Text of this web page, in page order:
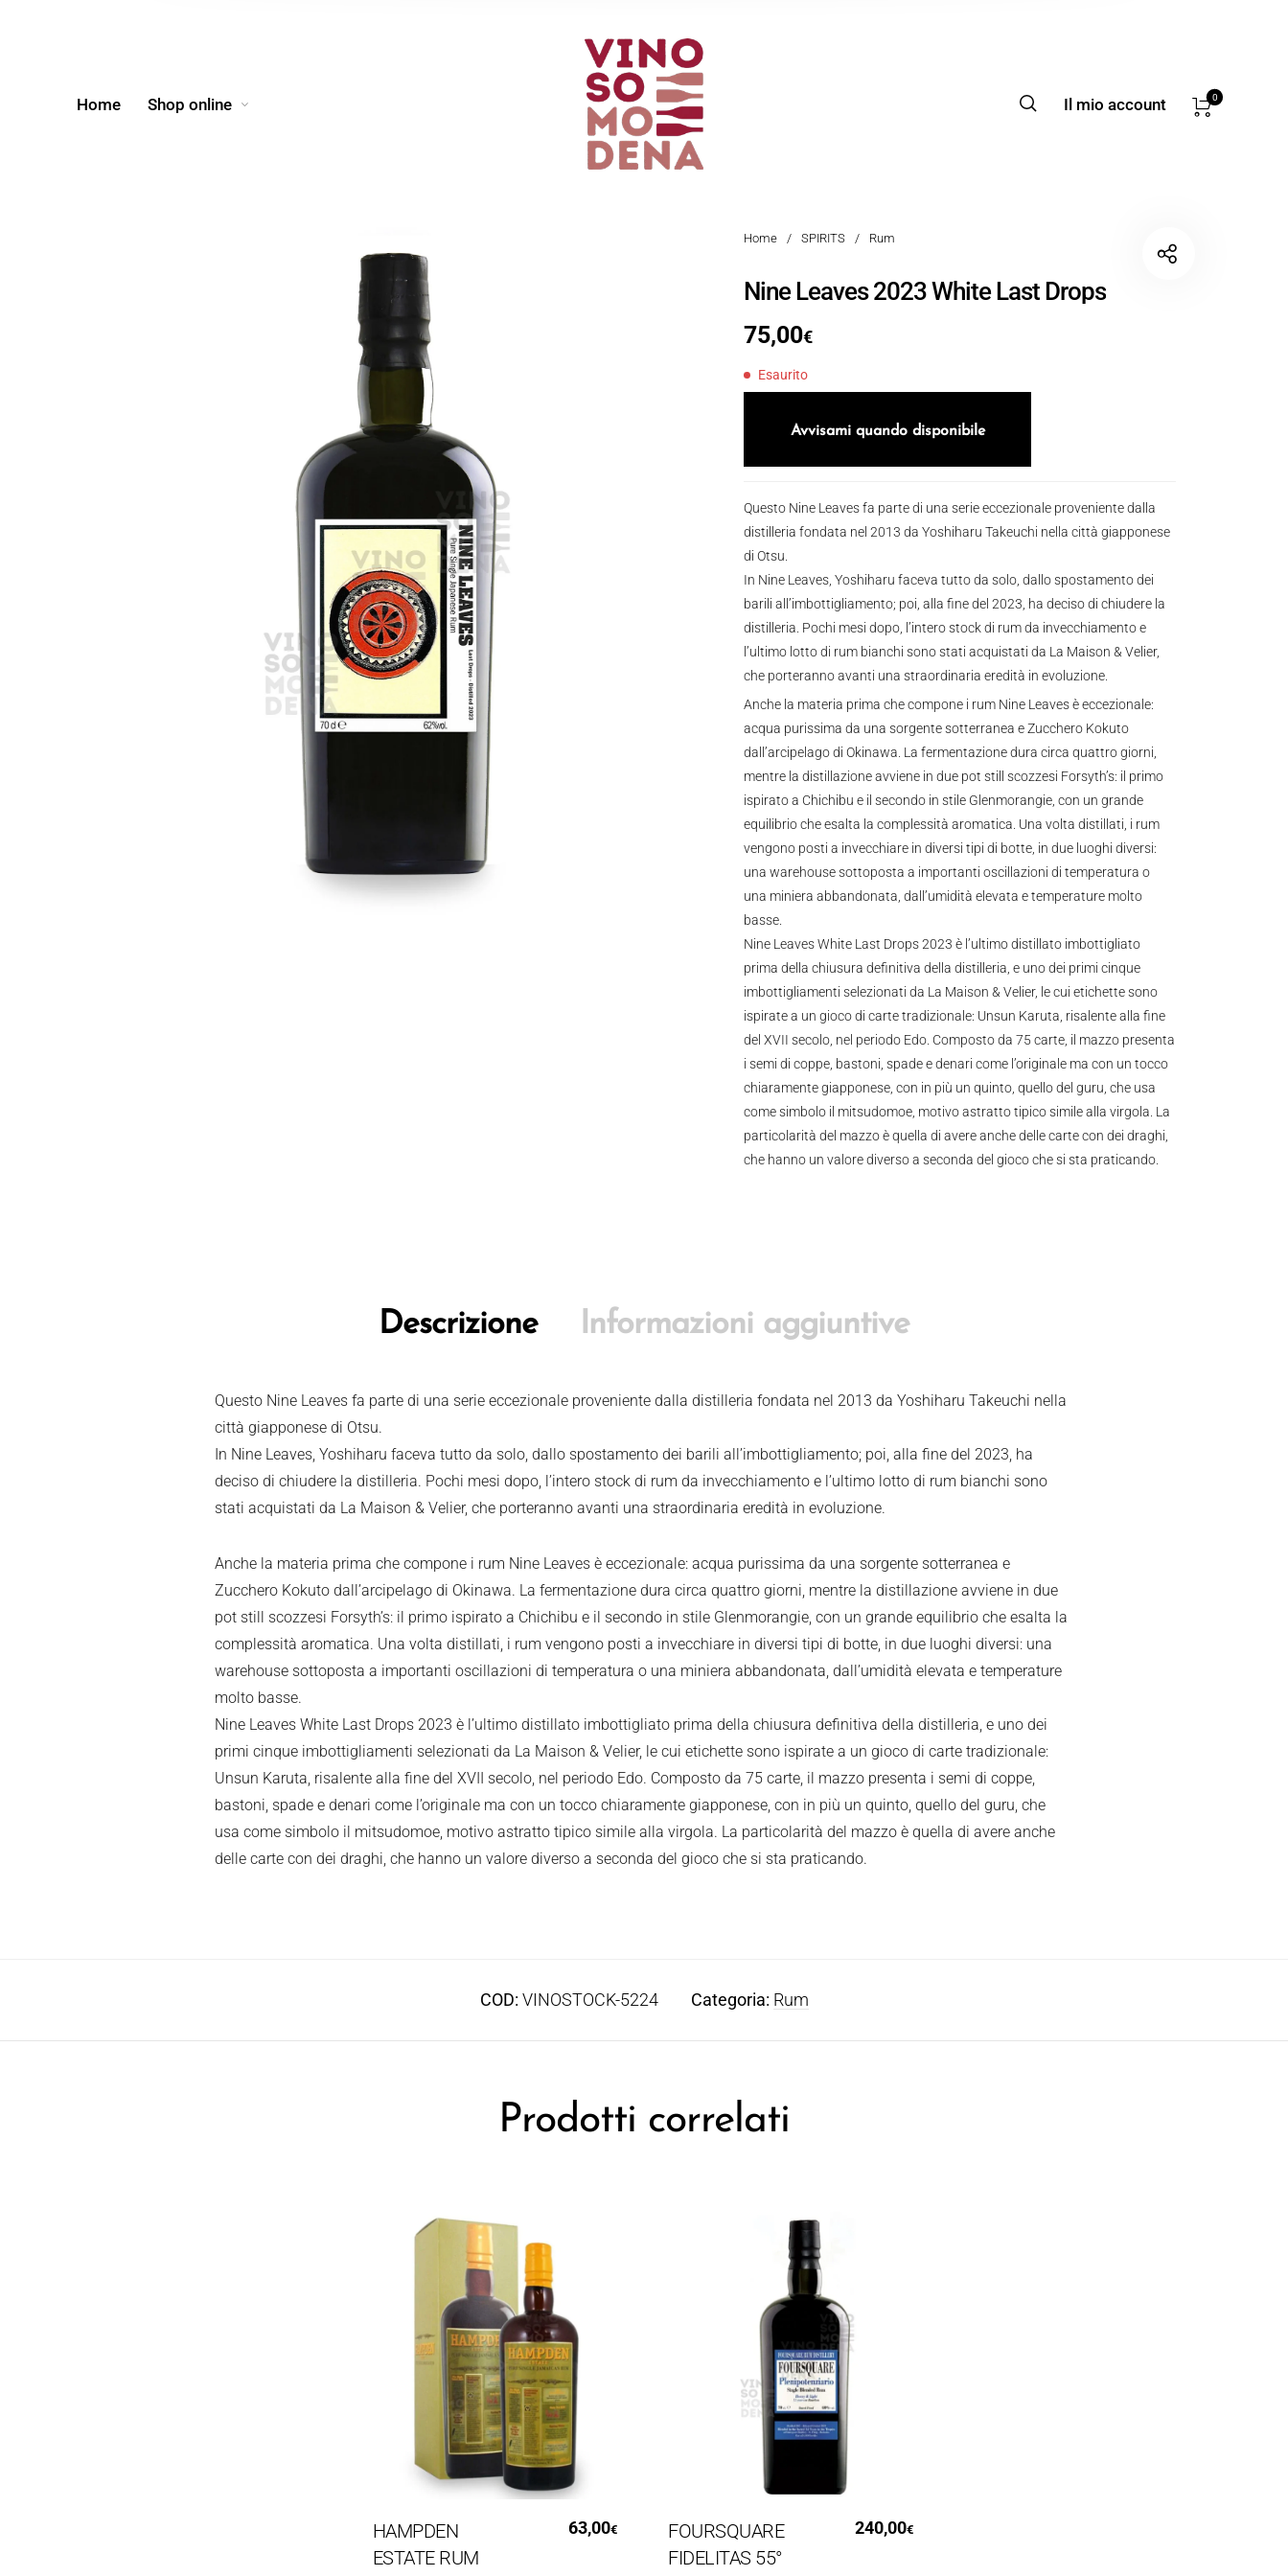
Home Shop online Il mio account 0
Home / SPIRITS / Rum
Nine Leaves 2023 White Last Drops
75,00€
Esaurito
Avvisami quando disponibile
Questo Nine Leaves fa parte di una serie eccezionale proveniente dalla
distilleria fondata nel 2013 da Yoshiharu Takeuchi nella città giapponese
di Otsu.
In Nine Leaves, Yoshiharu faceva tutto da solo, dallo spostamento dei
barili all’imbottigliamento; poi, alla fine del 2023, ha deciso di chiudere la
distilleria. Pochi mesi dopo, l’intero stock di rum da invecchiamento e
l’ultimo lotto di rum bianchi sono stati acquistati da La Maison & Velier,
che porteranno avanti una straordinaria eredità in evoluzione.
Anche la materia prima che compone i rum Nine Leaves è eccezionale:
acqua purissima da una sorgente sotterranea e Zucchero Kokuto
dall’arcipelago di Okinawa. La fermentazione dura circa quattro giorni,
mentre la distillazione avviene in due pot still scozzesi Forsyth’s: il primo
ispirato a Chichibu e il secondo in stile Glenmorangie, con un grande
equilibrio che esalta la complessità aromatica. Una volta distillati, i rum
vengono posti a invecchiare in diversi tipi di botte, in due luoghi diversi:
una warehouse sottoposta a importanti oscillazioni di temperatura o
una miniera abbandonata, dall’umidità elevata e temperature molto
basse.
Nine Leaves White Last Drops 2023 è l’ultimo distillato imbottigliato
prima della chiusura definitiva della distilleria, e uno dei primi cinque
imbottigliamenti selezionati da La Maison & Velier, le cui etichette sono
ispirate a un gioco di carte tradizionale: Unsun Karuta, risalente alla fine
del XVII secolo, nel periodo Edo. Composto da 75 carte, il mazzo presenta
i semi di coppe, bastoni, spade e denari come l’originale ma con un tocco
chiaramente giapponese, con in più un quinto, quello del guru, che usa
come simbolo il mitsudomoe, motivo astratto tipico simile alla virgola. La
particolarità del mazzo è quella di avere anche delle carte con dei draghi,
che hanno un valore diverso a seconda del gioco che si sta praticando.
Descrizione Informazioni aggiuntive
Questo Nine Leaves fa parte di una serie eccezionale proveniente dalla distilleria fondata nel 2013 da Yoshiharu Takeuchi nella
città giapponese di Otsu.
In Nine Leaves, Yoshiharu faceva tutto da solo, dallo spostamento dei barili all’imbottigliamento; poi, alla fine del 2023, ha
deciso di chiudere la distilleria. Pochi mesi dopo, l’intero stock di rum da invecchiamento e l’ultimo lotto di rum bianchi sono
stati acquistati da La Maison & Velier, che porteranno avanti una straordinaria eredità in evoluzione.
Anche la materia prima che compone i rum Nine Leaves è eccezionale: acqua purissima da una sorgente sotterranea e
Zucchero Kokuto dall’arcipelago di Okinawa. La fermentazione dura circa quattro giorni, mentre la distillazione avviene in due
pot still scozzesi Forsyth’s: il primo ispirato a Chichibu e il secondo in stile Glenmorangie, con un grande equilibrio che esalta la
complessità aromatica. Una volta distillati, i rum vengono posti a invecchiare in diversi tipi di botte, in due luoghi diversi: una
warehouse sottoposta a importanti oscillazioni di temperatura o una miniera abbandonata, dall’umidità elevata e temperature
molto basse.
Nine Leaves White Last Drops 2023 è l’ultimo distillato imbottigliato prima della chiusura definitiva della distilleria, e uno dei
primi cinque imbottigliamenti selezionati da La Maison & Velier, le cui etichette sono ispirate a un gioco di carte tradizionale:
Unsun Karuta, risalente alla fine del XVII secolo, nel periodo Edo. Composto da 75 carte, il mazzo presenta i semi di coppe,
bastoni, spade e denari come l’originale ma con un tocco chiaramente giapponese, con in più un quinto, quello del guru, che
usa come simbolo il mitsudomoe, motivo astratto tipico simile alla virgola. La particolarità del mazzo è quella di avere anche
delle carte con dei draghi, che hanno un valore diverso a seconda del gioco che si sta praticando.
COD: VINOSTOCK-5224 Categoria: Rum
Prodotti correlati
HAMPDEN
ESTATE RUM
63,00€
Aggiungi Al Carrello
FOURSQUARE
FIDELITAS 55°
240,00€